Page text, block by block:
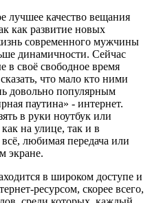
лучшее качество вещания
как развитие новых
современного мужчины
динамичности. Сейчас
в своё свободное время
что мало кто ними
довольно популярным
паутина» - интернет.
в руки ноутбук или
на улице, так и в
любимая передача или
экране.
в широком доступе и
ресурсом, скорее всего,